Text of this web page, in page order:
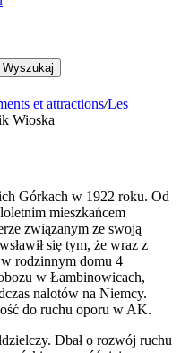
Wyszukaj
et attractions/Les
Wioska
Górkach w 1922 roku. Od
mieszkańcem
związanym ze swoją
się tym, że wraz z
rodzinnym domu 4
w Łambinowicach,
nalotów na Niemcy.
do ruchu oporu w AK.
Dbał o rozwój ruchu